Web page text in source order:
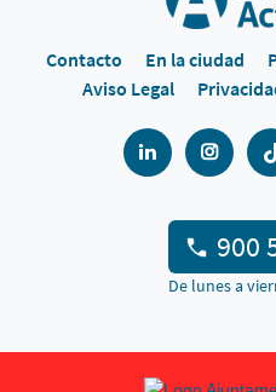
Contacto En la ciudad
Aviso Legal
900
De lunes a